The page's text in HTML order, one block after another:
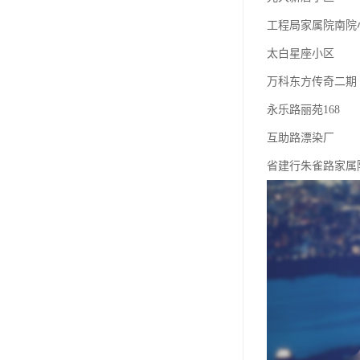
工程局家属院南院
太白星座小区
万科东方传奇二期
永乐路丽苑168
互助路漂染厂
省建行朱雀路家属